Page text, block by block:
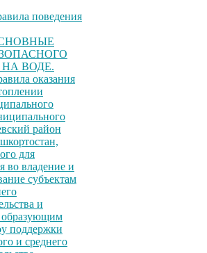
поведения
ВОДЕ.
оказания
район
для
во владение и
субъектам
и
образующим
поддержки
и среднего